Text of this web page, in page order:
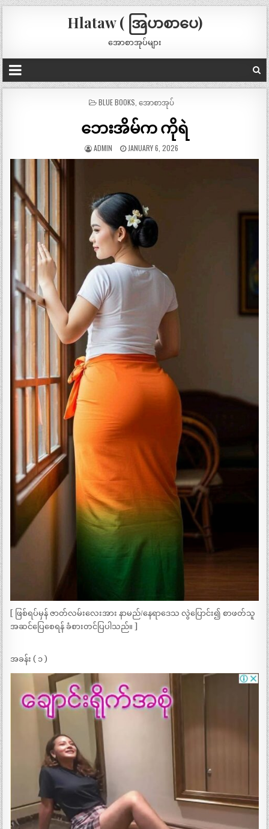
Hlataw ( အြပာစာပေ)
အောစာအုပ်များ
POSTED
BLUE BOOKS အောစာအုပ်
ဘေးအိမ်က ကိုရဲ
ADMIN JANUARY 6, 2026
[ ဖြစ်ရပ်မှန် ဇာတ်လမ်းလေးအား နာမည်/နေရာဒေသ လွဲပြောင်း၍ စာဖတ်သူ
အဆင်ပြေစေရန် ခံစားတင်ပြပါသည်။ ]
အခန်း ( ၁ )